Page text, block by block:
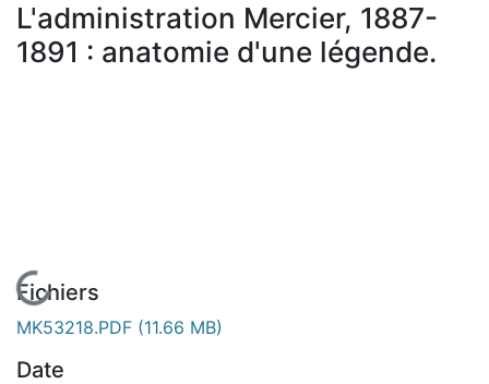
À propos
L'administration Mercier, 1887-
1891 : anatomie d'une légende.
En cours de chargement...
Fichiers
MK53218.PDF (11.66 MB)
Date